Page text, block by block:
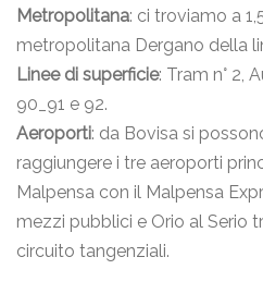
Metropolitana: ci troviamo a
metropolitana Dergano della
Linee di superficie: Tram n° 2,
90_91 e 92.
Aeroporti: da Bovisa si
raggiungere i tre aeroporti
Malpensa con il Malpensa
mezzi pubblici e Orio al Serio
circuito tangenziali.